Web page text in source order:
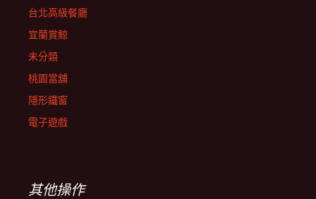
台北高級餐廳
宜蘭賞鯨
未分類
桃園當舖
隱形鐵窗
電子遊戲
其他操作